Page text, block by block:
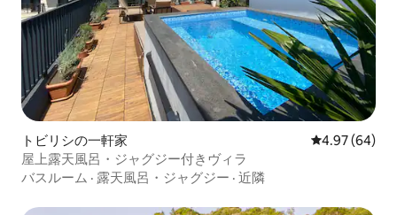
トビリシの一軒家 レビュー64
4.97 (64)
屋上露天風呂・ジャグジー付きヴィラ
バスルーム · 露天風呂・ジャグジー · 近隣